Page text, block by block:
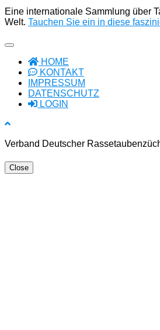
Eine internationale Sammlung über
Welt. Tauchen Sie ein in diese
HOME
KONTAKT
IMPRESSUM
DATENSCHUTZ
LOGIN
Verband Deutscher
Close